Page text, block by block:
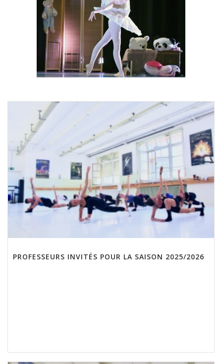
PROFESSEURS INVITÉS POUR LA SAISON 2025/2026